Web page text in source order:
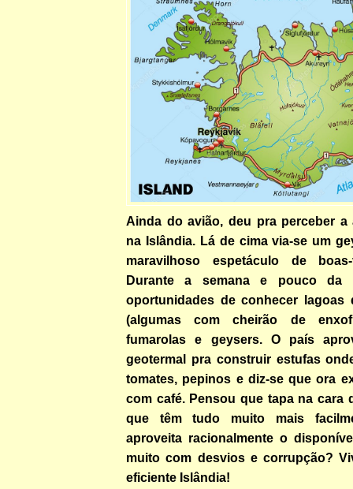
Ainda do avião, deu pra perceber a
na Islândia. Lá de cima via-se um
maravilhoso espetáculo de
Durante a semana e pouco da
oportunidades de conhecer lagoas
(algumas com cheirão de
fumarolas e geysers. O país
geotermal pra construir estufas
tomates, pepinos e diz-se que ora
com café. Pensou que tapa na cara
que têm tudo muito mais
aproveita racionalmente o
muito com desvios e corrupção?
eficiente Islândia!